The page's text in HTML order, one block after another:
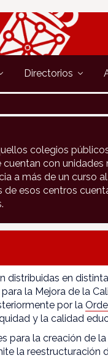
Directorios
colegios
con
a más de un curso
esos centros
distribuidas en
para la Mejora de la
por la
y la calidad
para la creación de
la reestructuración